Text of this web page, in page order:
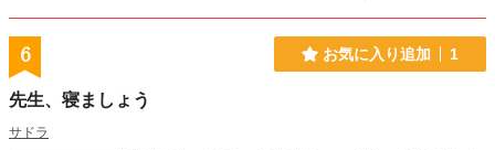
6 お気に入り追加 1
先生、寝ましょう
サドラ